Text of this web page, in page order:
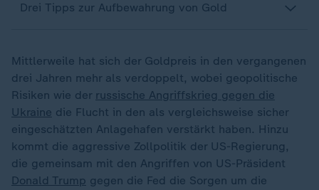
Drei Tipps zur Aufbewahrung von Gold
Mittlerweile hat sich der Goldpreis in den vergangenen
drei Jahren mehr als verdoppelt, wobei geopolitische
Risiken wie der russische Angriffskrieg gegen die
Ukraine die Flucht in den als vergleichsweise sicher
eingeschätzten Anlagehafen verstärkt haben. Hinzu
kommt die aggressive Zollpolitik der US-Regierung,
die gemeinsam mit den Angriffen von US-Präsident
Donald Trump gegen die Fed die Sorgen um die